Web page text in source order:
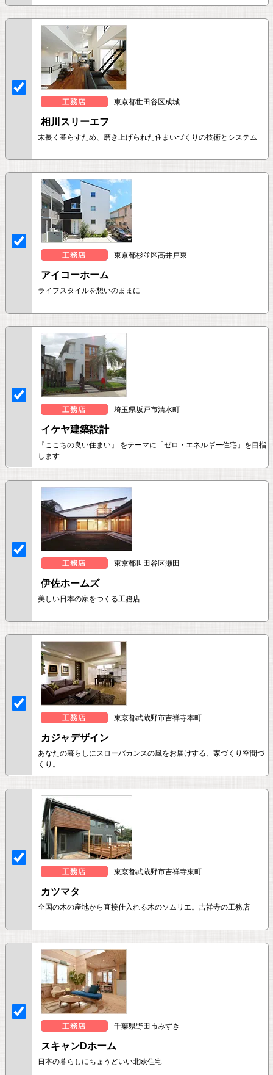
東京都世田谷区成城
相川スリーエフ
末長く暮らすため、磨き上げられた住まいづくりの技術とシステム
東京都杉並区高井戸東
アイコーホーム
ライフスタイルを想いのままに
埼玉県坂戸市清水町
イケヤ建築設計
『ここちの良い住まい』 をテーマに「ゼロ・エネルギー住宅」を目指
します
東京都世田谷区瀬田
伊佐ホームズ
美しい日本の家をつくる工務店
東京都武蔵野市吉祥寺本町
カジャデザイン
あなたの暮らしにスローバカンスの風をお届けする、家づくり空間づ
くり。
東京都武蔵野市吉祥寺東町
カツマタ
全国の木の産地から直接仕入れる木のソムリエ。吉祥寺の工務店
千葉県野田市みずき
スキャンDホーム
日本の暮らしにちょうどいい北欧住宅